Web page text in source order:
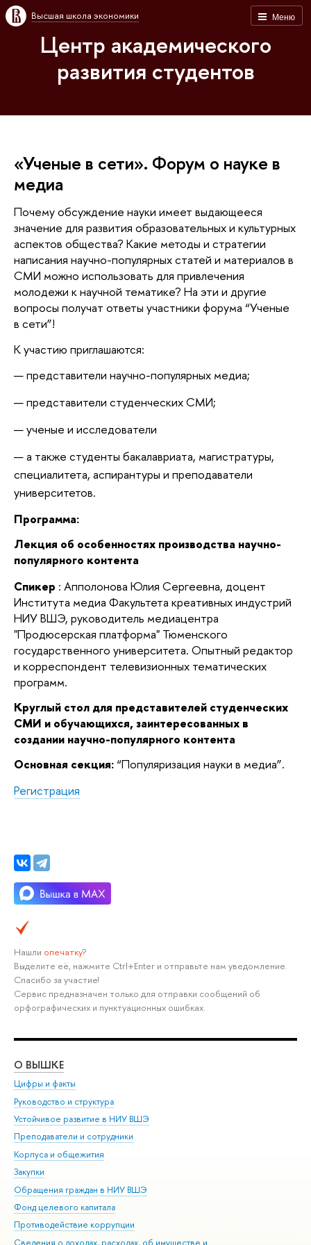
Меню
Высшая школа экономики
Центр академического
развития студентов
«Ученые в сети». Форум о науке в
медиа
Почему обсуждение науки имеет выдающееся
значение для развития образовательных и культурных
аспектов общества? Какие методы и стратегии
написания научно-популярных статей и материалов в
СМИ можно использовать для привлечения
молодежи к научной тематике? На эти и другие
вопросы получат ответы участники форума “Ученые
в сети”!
К участию приглашаются:
представители научно-популярных медиа;
представители студенческих СМИ;
ученые и исследователи
а также студенты бакалавриата, магистратуры,
специалитета, аспирантуры и преподаватели
университетов.
Программа:
Лекция об особенностях производства научно-
популярного контента
Спикер : Апполонова Юлия Сергеевна, доцент
Института медиа Факультета креативных индустрий
НИУ ВШЭ, руководитель медиацентра
"Продюсерская платформа" Тюменского
государственного университета. Опытный редактор
и корреспондент телевизионных тематических
программ.
Круглый стол для представителей студенческих
СМИ и обучающихся, заинтересованных в
создании научно-популярного контента
Основная секция:“Популяризация науки в медиа”.
Регистрация
Нашли опечатку?
Выделите её, нажмите Ctrl+Enter и отправьте нам уведомление.
Спасибо за участие!
Сервис предназначен только для отправки сообщений об
орфографических и пунктуационных ошибках.
О ВЫШКЕ
Цифры и факты
Руководство и структура
Устойчивое развитие в НИУ ВШЭ
Преподаватели и сотрудники
Корпуса и общежития
Закупки
Обращения граждан в НИУ ВШЭ
Фонд целевого капитала
Противодействие коррупции
Сведения о доходах, расходах, об имуществе и